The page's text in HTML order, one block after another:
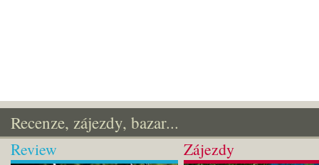
Recenze, zájezdy, bazar...
Review Zájezdy